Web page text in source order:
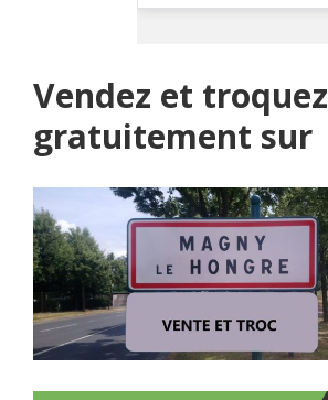
Vendez et troquez
gratuitement sur